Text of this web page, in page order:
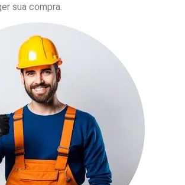
sua compra.